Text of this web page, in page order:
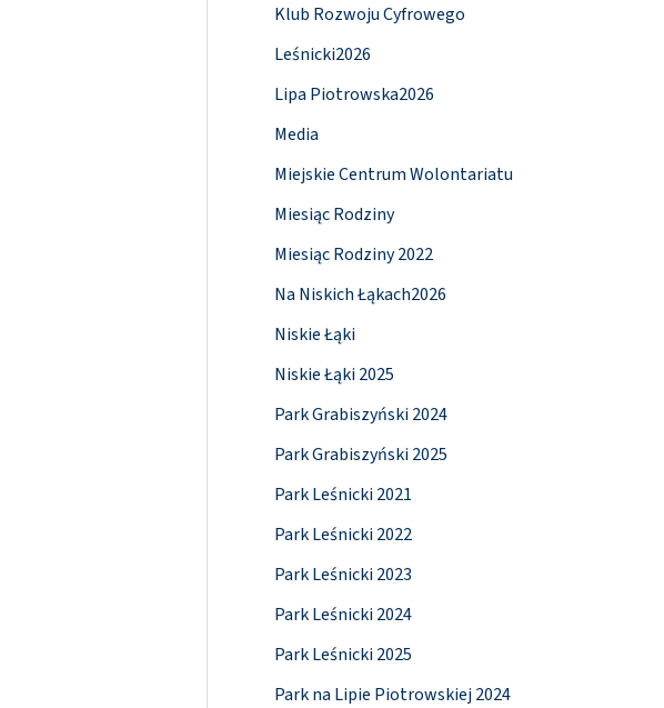
Klub Rozwoju Cyfrowego
Leśnicki2026
Lipa Piotrowska2026
Media
Miejskie Centrum Wolontariatu
Miesiąc Rodziny
Miesiąc Rodziny 2022
Na Niskich Łąkach2026
Niskie Łąki
Niskie Łąki 2025
Park Grabiszyński 2024
Park Grabiszyński 2025
Park Leśnicki 2021
Park Leśnicki 2022
Park Leśnicki 2023
Park Leśnicki 2024
Park Leśnicki 2025
Park na Lipie Piotrowskiej 2024